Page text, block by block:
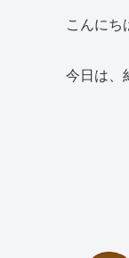
こんにち
今日は、